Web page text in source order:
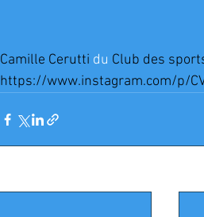
Camille Cerutti du Club des
https://www.instagram.com/p/